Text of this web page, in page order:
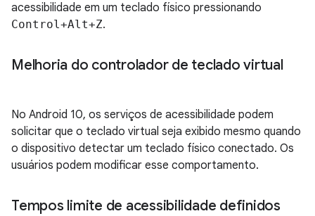
acessibilidade em um teclado físico pressionando
Control+Alt+Z.
Melhoria do controlador de teclado virtual
No Android 10, os serviços de acessibilidade podem
solicitar que o teclado virtual seja exibido mesmo quando
o dispositivo detectar um teclado físico conectado. Os
usuários podem modificar esse comportamento.
Tempos limite de acessibilidade definidos